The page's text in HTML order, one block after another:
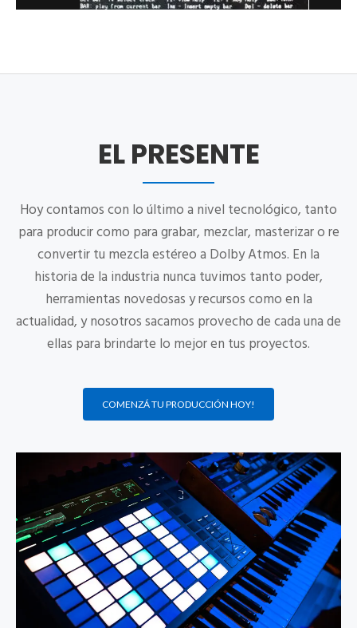
EL PRESENTE
Hoy contamos con lo último a nivel tecnológico, tanto
para producir como para grabar, mezclar, masterizar o re
convertir tu mezcla estéreo a Dolby Atmos. En la
historia de la industria nunca tuvimos tanto poder,
herramientas novedosas y recursos como en la
actualidad, y nosotros sacamos provecho de cada una de
ellas para brindarte lo mejor en tus proyectos.
COMENZÁ TU PRODUCCIÓN HOY!